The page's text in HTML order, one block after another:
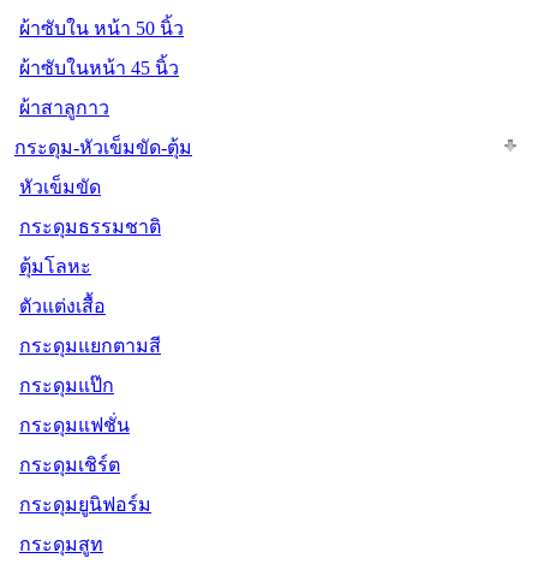
ผ้าซับใน หน้า 50 นิ้ว
ผ้าซับในหน้า 45 นิ้ว
ผ้าสาลูกาว
กระดุม-หัวเข็มขัด-ตุ้ม
หัวเข็มขัด
กระดุมธรรมชาติ
ตุ้มโลหะ
ตัวแต่งเสื้อ
กระดุมแยกตามสี
กระดุมแป๊ก
กระดุมแฟชั่น
กระดุมเชิร์ต
กระดุมยูนิฟอร์ม
กระดุมสูท